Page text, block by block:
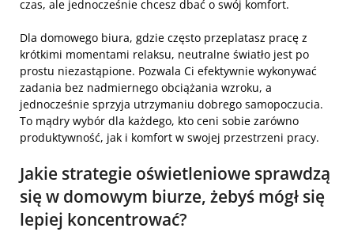
czas, ale jednocześnie chcesz dbać o swój komfort.
Dla domowego biura, gdzie często przeplatasz pracę z
krótkimi momentami relaksu, neutralne światło jest po
prostu niezastąpione. Pozwala Ci efektywnie wykonywać
zadania bez nadmiernego obciążania wzroku, a
jednocześnie sprzyja utrzymaniu dobrego samopoczucia.
To mądry wybór dla każdego, kto ceni sobie zarówno
produktywność, jak i komfort w swojej przestrzeni pracy.
Jakie strategie oświetleniowe sprawdzą
się w domowym biurze, żebyś mógł się
lepiej koncentrować?